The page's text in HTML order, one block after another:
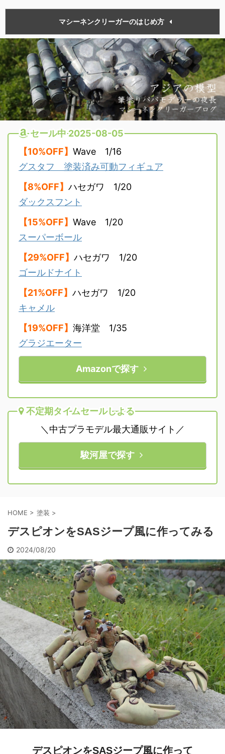
マシーネンクリーガーのはじめ方
セール中 2025-08-05
【10%OFF】 Wave 1/16
グスタフ 塗装済み可動フィギュア
【8%OFF】 ハセガワ 1/20
ダックスフント
【15%OFF】 Wave 1/20
スーパーボール
【29%OFF】 ハセガワ 1/20
ゴールドナイト
【21%OFF】 ハセガワ 1/20
キャメル
【19%OFF】 海洋堂 1/35
グラジエーター
Amazonで探す
不定期タイムセールしよる
＼中古プラモデル最大通販サイト／
駿河屋で探す
HOME > 塗装 >
デスピオンをSASジープ風に作ってみる
2024/08/20
デスピオンをSASジープ風に作って